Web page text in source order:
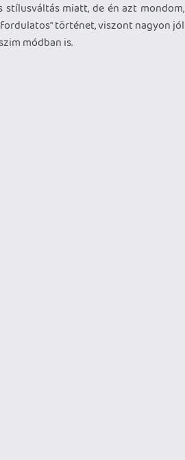
stílusváltás miatt, de én azt mondom,
történet, viszont nagyon jól
módban is.